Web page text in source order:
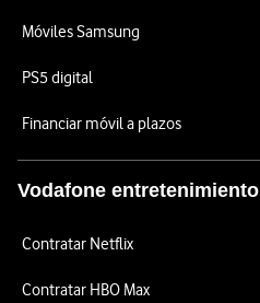
Móviles Samsung
PS5 digital
Financiar móvil a plazos
Vodafone entretenimiento
Contratar Netflix
Contratar HBO Max